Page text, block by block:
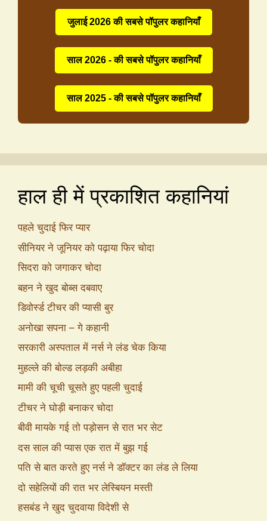
जुलाई 2026 की सबसे पॉपुलर कहानियाँ
साल 2026 - की सबसे पॉपुलर कहानियाँ
साल 2025 - की सबसे पॉपुलर कहानियाँ
हाल ही में प्रकाशित कहानियां
पहले चुदाई फिर प्यार
सीनियर ने जूनियर को पढ़ाया फिर चोदा
सिदरा को जगाकर चोदा
बहन ने खुद बोब्स दबवाए
डिवोर्स्ड टीचर की प्यासी बुर
अनोखा सपना – गे कहानी
सरकारी अस्पताल में नर्स ने लंड चेक किया
मुहल्ले की बोल्ड लड़की अबीहा
मामी की चूची चूसते हुए पहली चुदाई
टीचर ने घोड़ी बनाकर चोदा
बीवी मायके गई तो पड़ोसन से रात भर सेट
दस साल की प्यास एक रात में बुझ गई
पति से बात करते हुए नर्स ने डॉक्टर का लंड ले लिया
दो सहेलियों की रात भर लेस्बियन मस्ती
हसबंड ने खुद चुदवाया विदेशी से